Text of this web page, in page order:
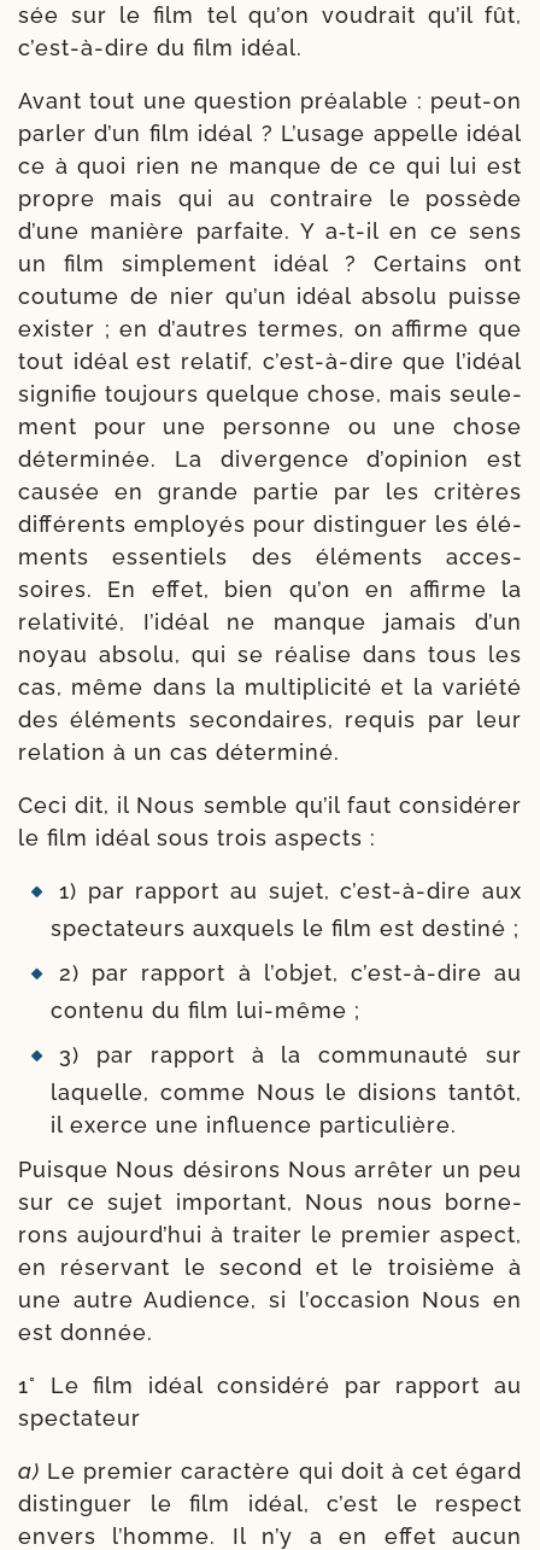
sée sur le film tel qu’on vou­drait qu’il fût,
c’est-​à-​dire du film idéal.
Avant tout une ques­tion préa­lable : peut-​on
par­ler d’un film idéal ? L’usage appelle idéal
ce à quoi rien ne manque de ce qui lui est
propre mais qui au contraire le pos­sède
d’une manière par­faite. Y a‑t-​il en ce sens
un film sim­ple­ment idéal ? Certains ont
cou­tume de nier qu’un idéal abso­lu puisse
exis­ter ; en d’autres termes, on affirme que
tout idéal est rela­tif, c’est-​à-​dire que l’i­déal
signi­fie tou­jours quelque chose, mais seule­
ment pour une per­sonne ou une chose
déter­mi­née. La diver­gence d’o­pi­nion est
cau­sée en grande par­tie par les cri­tères
dif­fé­rents employés pour dis­tin­guer les élé­
ments essen­tiels des élé­ments acces­
soires. En effet, bien qu’on en affirme la
rela­ti­vi­té, I’idéal ne manque jamais d’un
noyau abso­lu, qui se réa­lise dans tous les
cas, même dans la mul­ti­pli­ci­té et la varié­té
des élé­ments secon­daires, requis par leur
rela­tion à un cas déterminé.
Ceci dit, il Nous semble qu’il faut consi­dé­rer
le film idéal sous trois aspects :
1) par rap­port au sujet, c’est-​à-​dire aux
spec­ta­teurs aux­quels le film est destiné ;
2) par rap­port à l’ob­jet, c’est-​à-​dire au
conte­nu du film lui-même ;
3) par rap­port à la com­mu­nau­té sur
laquelle, comme Nous le disions tan­tôt,
il exerce une influence particulière.
Puisque Nous dési­rons Nous arrê­ter un peu
sur ce sujet impor­tant, Nous nous bor­ne­
rons aujourd’­hui à trai­ter le pre­mier aspect,
en réser­vant le second et le troi­sième à
une autre Audience, si l’oc­ca­sion Nous en
est donnée.
1° Le film idéal consi­dé­ré par rap­port au
spectateur
a) Le pre­mier carac­tère qui doit à cet égard
dis­tin­guer le film idéal, c’est le res­pect
envers l’homme. Il n’y a en effet aucun